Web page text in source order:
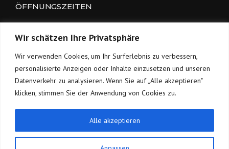
Wir schätzen Ihre Privatsphäre
Wir verwenden Cookies, um Ihr Surferlebnis zu verbessern,
personalisierte Anzeigen oder Inhalte einzusetzen und unseren
Datenverkehr zu analysieren. Wenn Sie auf „Alle akzeptieren"
klicken, stimmen Sie der Anwendung von Cookies zu.
Alle akzeptieren
ÖFFNUNGSZEITEN
Sa 8:00 bis 14:00 Uhr
und nach Vereinbarung